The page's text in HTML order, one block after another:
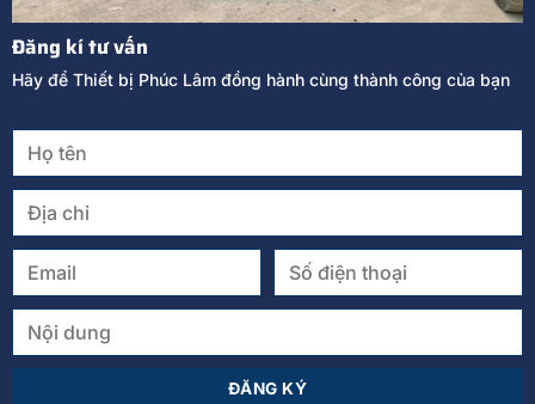
Đăng kí tư vấn
Hãy để Thiết bị Phúc Lâm đồng hành cùng thành công của bạn